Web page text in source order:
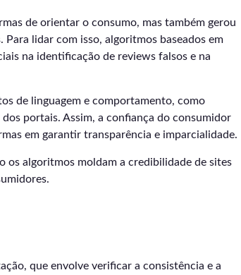
de orientar o consumo, mas também gerou
lidar com isso, algoritmos baseados em
na identificação de reviews falsos e na
de linguagem e comportamento, como
portais. Assim, a confiança do consumidor
em garantir transparência e imparcialidade.
os algoritmos moldam a credibilidade de sites
que envolve verificar a consistência e a